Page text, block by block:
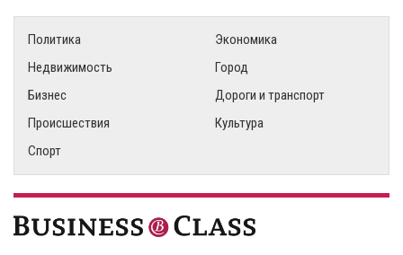
Политика
Экономика
Недвижимость
Город
Бизнес
Дороги и транспорт
Происшествия
Культура
Спорт